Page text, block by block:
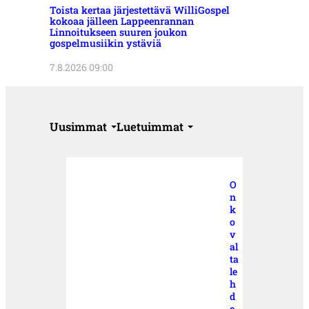
Toista kertaa järjestettävä WilliGospel
kokoaa jälleen Lappeenrannan
Linnoitukseen suuren joukon
gospelmusiikin ystäviä
7.8.2026 09:00
Uusimmat Luetuimmat
O
n
k
o
v
al
ta
le
h
d